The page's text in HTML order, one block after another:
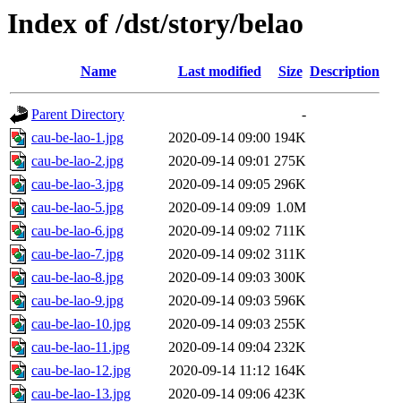
Index of /dst/story/belao
Name Last modified Size Description
Parent Directory
-
cau-be-lao-1.jpg
2020-09-14 09:00 194K
cau-be-lao-2.jpg
2020-09-14 09:01 275K
cau-be-lao-3.jpg
2020-09-14 09:05 296K
cau-be-lao-5.jpg
2020-09-14 09:09 1.0M
cau-be-lao-6.jpg
2020-09-14 09:02 711K
cau-be-lao-7.jpg
2020-09-14 09:02 311K
cau-be-lao-8.jpg
2020-09-14 09:03 300K
cau-be-lao-9.jpg
2020-09-14 09:03 596K
cau-be-lao-10.jpg
2020-09-14 09:03 255K
cau-be-lao-11.jpg
2020-09-14 09:04 232K
cau-be-lao-12.jpg
2020-09-14 11:12 164K
cau-be-lao-13.jpg
2020-09-14 09:06 423K